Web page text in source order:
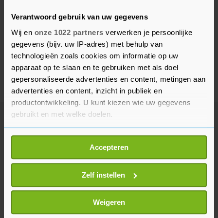
Verantwoord gebruik van uw gegevens
Wij en onze 1022 partners verwerken je persoonlijke
gegevens (bijv. uw IP-adres) met behulp van
technologieën zoals cookies om informatie op uw
apparaat op te slaan en te gebruiken met als doel
gepersonaliseerde advertenties en content, metingen aan
advertenties en content, inzicht in publiek en
productontwikkeling. U kunt kiezen wie uw gegevens
gebruikt en met welke doelen.
Als u het toestaat, willen we ook graag:
Informatie verzamelen over uw geografische
locatie, die tot een paar meter nauwkeurig kan zijn
Uw apparaat identificeren door het actief te
scannen op specifieke eigenschappen (fingerprinting)
Lees meer over hoe uw persoonlijke gegevens worden
verwerkt en stel uw voorkeuren in het
Accepteren
Zelf instellen
Weigeren
Meer uit Binnenland
Duizenden mensen lopen door
Amsterdam tijdens WorldPride
1 uur geleden